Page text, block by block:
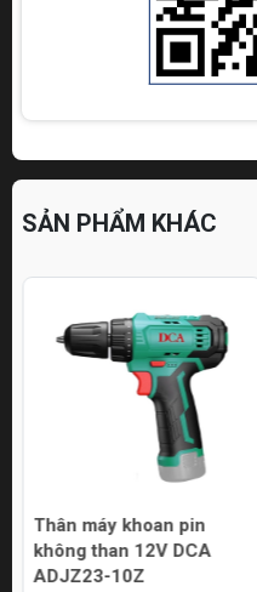
SẢN PHẨM KHÁC
Thân máy khoan pin
không than 12V DCA
ADJZ23-10Z